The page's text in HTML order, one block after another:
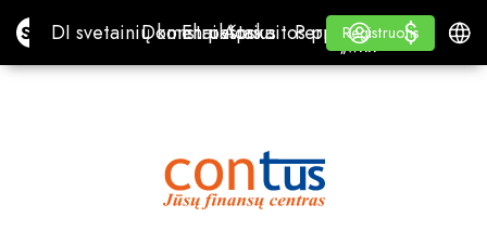
Site.proDI svetainių konstruktorius
DI svetainių konstruktorius
Domenai
DomenaiEl. paštas
El. paštasApskaitos programa
Apskaitos programa
Perpardavėjams
„WHITE LABEL“
Mokymasis
Mokymasis
Registruotis
Registruotis
Prisijungti
$
$